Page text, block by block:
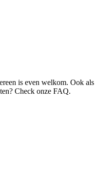
is even welkom. Ook als
Check onze FAQ.